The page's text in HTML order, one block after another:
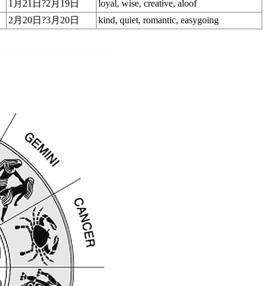
1月21日?2月19日
loyal, wise, creative, aloof
2月20日?3月20日 kind, quiet, romantic, easygoing